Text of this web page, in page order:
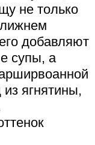
не только
добавляют
супы, а
ягнятины,